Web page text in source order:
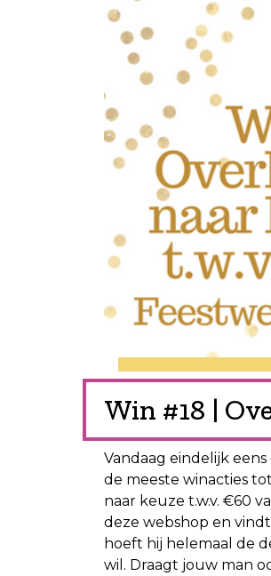
Win #18 |
Vandaag eindelijk
de meeste winacties
naar keuze t.w.v. €60
deze webshop en
hoeft hij helemaal de
wil. Draagt jouw man